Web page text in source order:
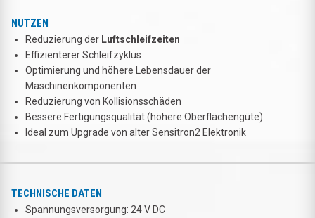
NUTZEN
Reduzierung der Luftschleifzeiten
Effizienterer Schleifzyklus
Optimierung und höhere Lebensdauer der
Maschinenkomponenten
Reduzierung von Kollisionsschäden
Bessere Fertigungsqualität (höhere Oberflächengüte)
Ideal zum Upgrade von alter Sensitron2 Elektronik
TECHNISCHE DATEN
Spannungsversorgung: 24 V DC